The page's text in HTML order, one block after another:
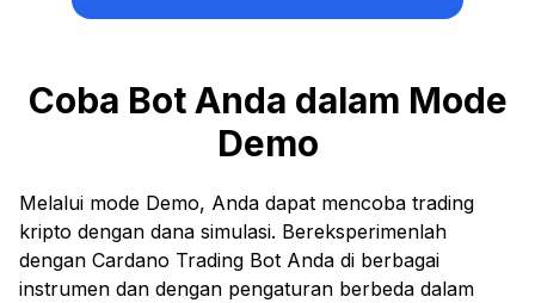
Coba Bot Anda dalam Mode
Demo
Melalui mode Demo, Anda dapat mencoba trading
kripto dengan dana simulasi. Bereksperimenlah
dengan Cardano Trading Bot Anda di berbagai
instrumen dan dengan pengaturan berbeda dalam